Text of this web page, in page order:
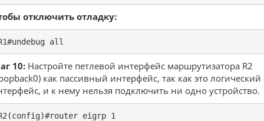
отключить отладку:
all
10: Настройте петлевой интерфейс маршрутизатора R2
как пассивный интерфейс, так как это логический
и к нему нельзя подключить ни одно устройство.
eigrp 1